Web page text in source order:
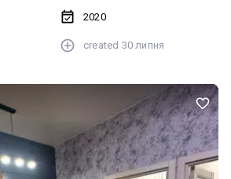
2020
created 30 липня